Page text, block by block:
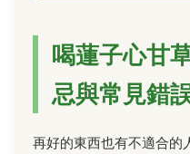
喝蓮子心甘
忌與常見錯
再好的東西也有不適合的